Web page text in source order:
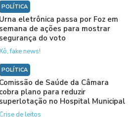
POLÍTICA
Urna eletrônica passa por Foz em
semana de ações para mostrar
segurança do voto
fake news!
POLÍTICA
Comissão de Saúde da Câmara
cobra plano para reduzir
superlotação no Hospital Municipal
Crise de leitos